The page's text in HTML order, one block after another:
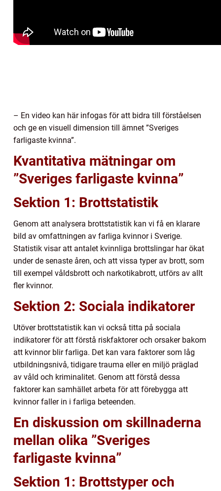
– En video kan här infogas för att bidra till förståelsen
och ge en visuell dimension till ämnet ”Sveriges
farligaste kvinna”.
Kvantitativa mätningar om
”Sveriges farligaste kvinna”
Sektion 1: Brottstatistik
Genom att analysera brottstatistik kan vi få en klarare
bild av omfattningen av farliga kvinnor i Sverige.
Statistik visar att antalet kvinnliga brottslingar har ökat
under de senaste åren, och att vissa typer av brott, som
till exempel våldsbrott och narkotikabrott, utförs av allt
fler kvinnor.
Sektion 2: Sociala indikatorer
Utöver brottstatistik kan vi också titta på sociala
indikatorer för att förstå riskfaktorer och orsaker bakom
att kvinnor blir farliga. Det kan vara faktorer som låg
utbildningsnivå, tidigare trauma eller en miljö präglad
av våld och kriminalitet. Genom att förstå dessa
faktorer kan samhället arbeta för att förebygga att
kvinnor faller in i farliga beteenden.
En diskussion om skillnaderna
mellan olika ”Sveriges
farligaste kvinna”
Sektion 1: Brottstyper och